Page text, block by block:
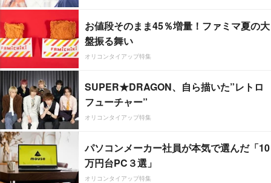
お値段そのまま45％増量！ファミマ夏の大
盤振る舞い
オリコンタイアップ特集
SUPER★DRAGON、自ら描いた”レトロ
フューチャー”
オリコンタイアップ特集
パソコンメーカー社員が本気で選んだ「10
万円台PC３選」
オリコンタイアップ特集